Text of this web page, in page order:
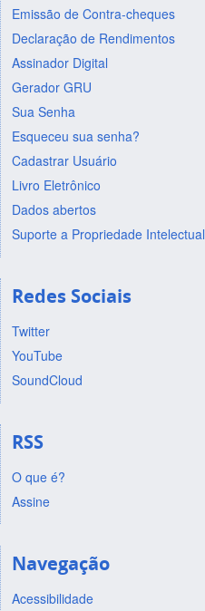
Emissão de Contra-cheques
Declaração de Rendimentos
Assinador Digital
Gerador GRU
Sua Senha
Esqueceu sua senha?
Cadastrar Usuário
Livro Eletrônico
Dados abertos
Suporte a Propriedade Intelectual
Redes Sociais
Twitter
YouTube
SoundCloud
RSS
O que é?
Assine
Navegação
Acessibilidade